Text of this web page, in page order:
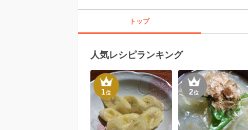
トップ
人気レシピランキング
1位 2位